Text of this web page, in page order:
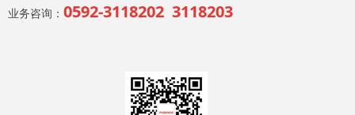
业务咨询： 0592-3118202 3118203